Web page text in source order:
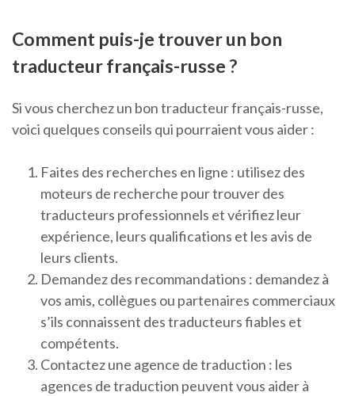
Comment puis-je trouver un bon
traducteur français-russe ?
Si vous cherchez un bon traducteur français-russe,
voici quelques conseils qui pourraient vous aider :
Faites des recherches en ligne : utilisez des
moteurs de recherche pour trouver des
traducteurs professionnels et vérifiez leur
expérience, leurs qualifications et les avis de
leurs clients.
Demandez des recommandations : demandez à
vos amis, collègues ou partenaires commerciaux
s’ils connaissent des traducteurs fiables et
compétents.
Contactez une agence de traduction : les
agences de traduction peuvent vous aider à